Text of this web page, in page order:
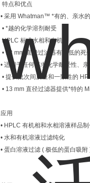
特点和优点
• 采用 Whatman™ *有的、亲水
• *越的化学溶剂耐受
HPLC 标准水相和有机相
• 13 mm 直径过滤器有极低的
• 适用于任何要求化学耐受性、
• 提供批次间质量和一致性的
• 13 mm 直径过滤器提供*特的
应用
• HPLC 有机相和水相溶液样品
• 水和有机溶液过滤纯化
• 蛋白溶液过滤 ( 极低的蛋白吸附